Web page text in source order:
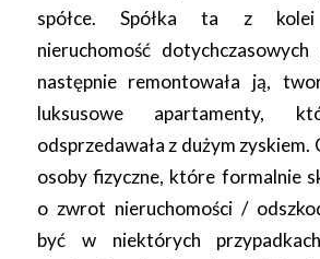
spółce. Spółka ta z kolei
nieruchomość
następnie remontowała ją,
luksusowe apartamenty,
odsprzedawała z dużym zyskiem.
osoby fizyczne, które formalnie
o zwrot nieruchomości /
być w niektórych